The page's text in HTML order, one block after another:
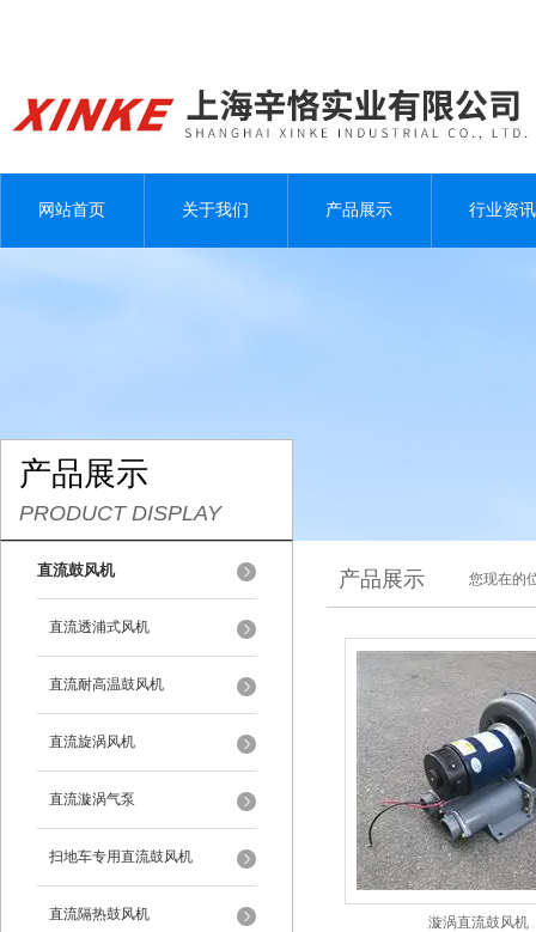
网站首页 关于我们 产品展示 行业资讯
产品展示
PRODUCT DISPLAY
直流鼓风机
直流透浦式风机
直流耐高温鼓风机
直流旋涡风机
直流漩涡气泵
扫地车专用直流鼓风机
直流隔热鼓风机
产品展示 您现在的
漩涡直流鼓风机